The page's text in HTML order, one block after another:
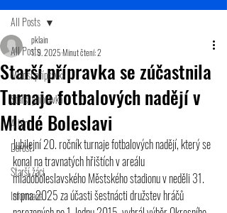
All Posts
Mladší přípravka
Starší přípravka
A tým
Dorost
Starší žáci
Informace
All Posts
Starší přípravka se zúčastnila
Turnaje fotbalových nadějí v
Mladé Boleslavi
pklain
1. 9. 2025Minut čtení: 2
Jubilejní 20. ročník turnaje fotbalových nadějí, který se
konal na travnatých hřištích v areálu
mladoboleslavského Městského stadionu v neděli 31.
srpna 2025 za účasti šestnácti družstev hráčů